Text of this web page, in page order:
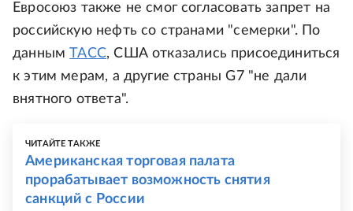
Евросоюз также не смог согласовать запрет на
российскую нефть со странами "семерки". По
данным
ТАСС, США отказались присоединиться
к этим мерам, а другие страны G7 "не дали
внятного ответа".
ЧИТАЙТЕ ТАКЖЕ
Американская торговая палата
прорабатывает возможность снятия
санкций с России